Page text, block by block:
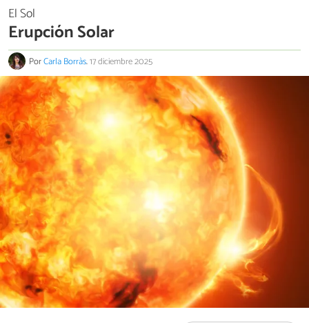
El Sol
Erupción Solar
PorCarla Borràs.17 diciembre 2025